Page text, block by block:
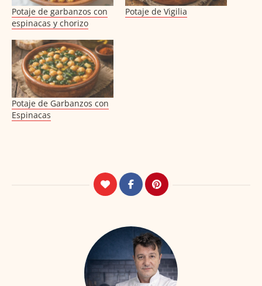
Potaje de garbanzos con
espinacas y chorizo
Potaje de Vigilia
Potaje de Garbanzos con
Espinacas